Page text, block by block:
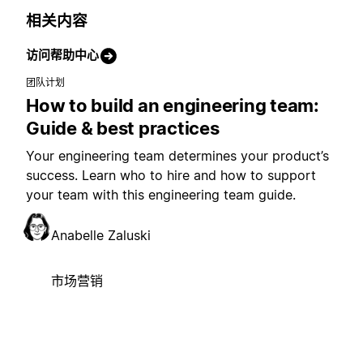
相关内容
访问帮助中心
团队计划
How to build an engineering team:
Guide & best practices
Your engineering team determines your product’s
success. Learn who to hire and how to support
your team with this engineering team guide.
Anabelle Zaluski
市场营销